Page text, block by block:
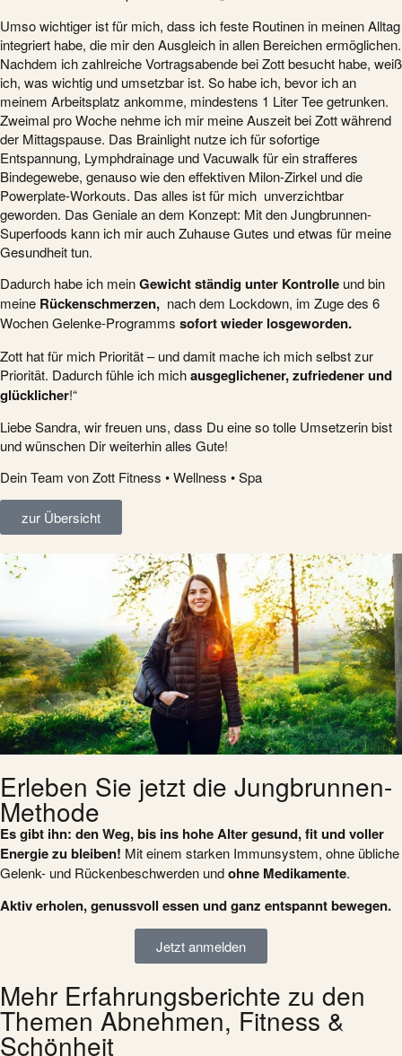
Umso wichtiger ist für mich, dass ich feste Routinen in meinen Alltag
integriert habe, die mir den Ausgleich in allen Bereichen ermöglichen.
Nachdem ich zahlreiche Vortragsabende bei Zott besucht habe, weiß
ich, was wichtig und umsetzbar ist. So habe ich, bevor ich an
meinem Arbeitsplatz ankomme, mindestens 1 Liter Tee getrunken.
Zweimal pro Woche nehme ich mir meine Auszeit bei Zott während
der Mittagspause. Das Brainlight nutze ich für sofortige
Entspannung, Lymphdrainage und Vacuwalk für ein strafferes
Bindegewebe, genauso wie den effektiven Milon-Zirkel und die
Powerplate-Workouts. Das alles ist für mich unverzichtbar
geworden. Das Geniale an dem Konzept: Mit den Jungbrunnen-
Superfoods kann ich mir auch Zuhause Gutes und etwas für meine
Gesundheit tun.
Dadurch habe ich meinGewicht ständig unter Kontrolle und bin
meine Rückenschmerzen, nach dem Lockdown, im Zuge des 6
Wochen Gelenke-Programms sofort wieder losgeworden.
Zott hat für mich Priorität – und damit mache ich mich selbst zur
Priorität. Dadurch fühle ich michausgeglichener, zufriedener und
glücklicher!“
Liebe Sandra, wir freuen uns, dass Du eine so tolle Umsetzerin bist
und wünschen Dir weiterhin alles Gute!
Dein Team von Zott Fitness • Wellness • Spa
zur Übersicht
Erleben Sie jetzt die Jungbrunnen-
Methode
Es gibt ihn: den Weg, bis ins hohe Alter gesund, fit und voller
Energie zu bleiben! Mit einem starken Immunsystem, ohne übliche
Gelenk- und Rückenbeschwerden undohne Medikamente.
Aktiv erholen, genussvoll essen und ganz entspannt bewegen.
Jetzt anmelden
Mehr Erfahrungsberichte zu den
Themen Abnehmen, Fitness &
Schönheit